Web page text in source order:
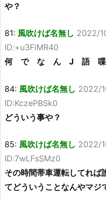
や？
81: 風吹けば名無し 2022/
ID:+u3FiMR40
何 で な ん J 語
84: 風吹けば名無し 2022/
ID:KczePBSk0
どういう事や？
85: 風吹けば名無し 2022/
ID:7wLFsSMz0
その時間帯車運転してれば
てどういうことなんやマジ